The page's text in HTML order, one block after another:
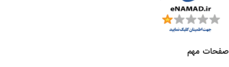
صفحات مهم